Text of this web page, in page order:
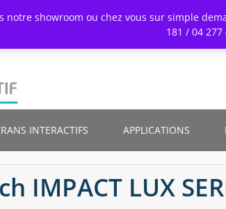
showroom ou chez vous sur simple
181 / 04 277
INTERACTIFS APPLICATIONS
IMPACT LUX